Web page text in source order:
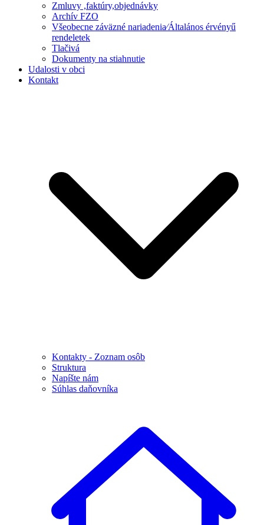
Zmluvy ,faktúry,objednávky
Archív FZO
Všeobecne záväzné nariadenia⁄Általános érvényű
rendeletek
Tlačivá
Dokumenty na stiahnutie
Udalosti v obci
Kontakt
Kontakty - Zoznam osôb
Struktura
Napíšte nám
Súhlas daňovníka